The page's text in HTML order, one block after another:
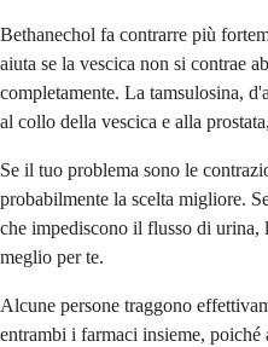
Bethanechol fa contrarre più
aiuta se la vescica non si contrae
completamente. La tamsulosina,
al collo della vescica e alla
Se il tuo problema sono le
probabilmente la scelta migliore.
che impediscono il flusso di urina,
meglio per te.
Alcune persone traggono
entrambi i farmaci insieme,